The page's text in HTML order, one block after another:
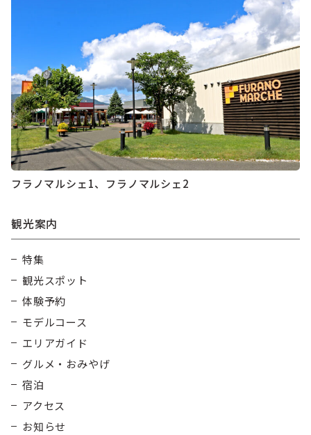
フラノマルシェ1、フラノマルシェ2
観光案内
特集
観光スポット
体験予約
モデルコース
エリアガイド
グルメ・おみやげ
宿泊
アクセス
お知らせ